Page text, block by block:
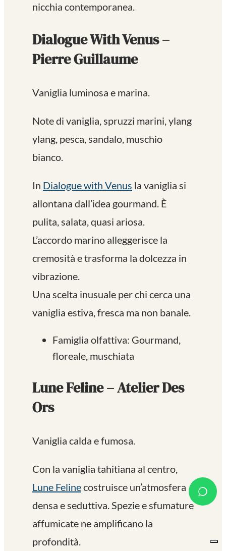
nicchia contemporanea.
Dialogue With Venus –
Pierre Guillaume
Vaniglia luminosa e marina.
Note di vaniglia, spruzzi marini, ylang
ylang, pesca, sandalo, muschio
bianco.
In Dialogue with Venus la vaniglia si
allontana dall’idea gourmand. È
pulita, salata, quasi ariosa.
L’accordo marino alleggerisce la
cremosità e trasforma la dolcezza in
vibrazione.
Una scelta inusuale per chi cerca una
vaniglia estiva, fresca ma non banale.
Famiglia olfattiva: Gourmand,
floreale, muschiata
Lune Feline – Atelier Des
Ors
Vaniglia calda e fumosa.
Con la vaniglia tahitiana al centro,
Lune Felinecostruisce un’atmosfera
densa e seduttiva. Spezie e sfumature
affumicate ne amplificano la
profondità.